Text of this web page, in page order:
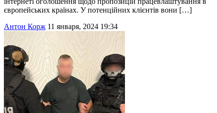
європейських країнах. У потенційних клієнтів вони […]
Антон Корж 11 января, 2024 19:34